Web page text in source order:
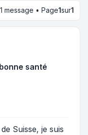
1 message • Page1sur1
santé
Suisse, je suis